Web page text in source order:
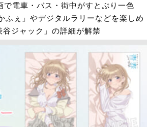
で電車・バス・街中がすとぷり一色
ふぇ」やデジタルラリーなどを楽しめ
ジャック」の詳細が解禁